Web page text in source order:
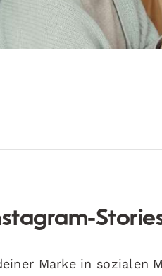
Marke in sozialen